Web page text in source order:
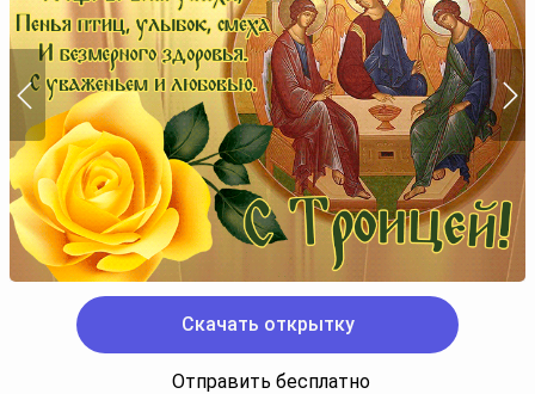
Скачать открытку
Отправить бесплатно